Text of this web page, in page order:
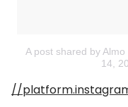
A post shared by
14,
//